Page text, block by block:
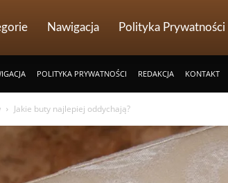
Nawigacja Polityka Prywatności
POLITYKA PRYWATNOŚCI REDAKCJA KONTAKT
Jakie buty najlepiej oddychają?